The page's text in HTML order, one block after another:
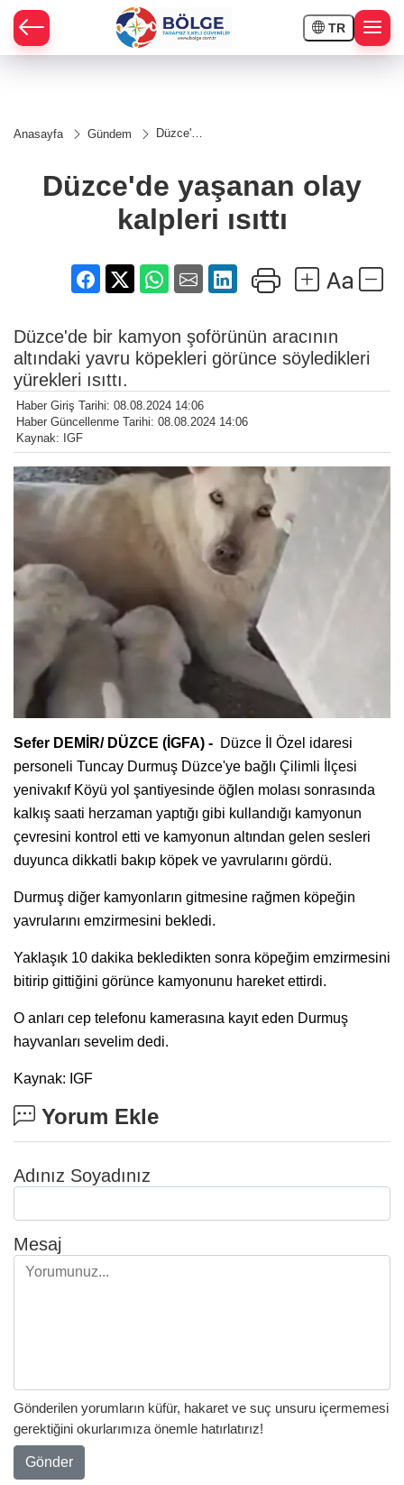
TR
Anasayfa Gündem
Düzce'de
ısıttı
Düzce'de yaşanan olay
kalpleri ısıttı
Düzce'de bir kamyon şoförünün aracının
altındaki yavru köpekleri görünce söyledikleri
yürekleri ısıttı.
Haber Giriş Tarihi: 08.08.2024 14:06
Haber Güncellenme Tarihi: 08.08.2024 14:06
Kaynak: IGF
Sefer DEMİR/ DÜZCE (İGFA) - Düzce İl Özel idaresi
personeli Tuncay Durmuş Düzce'ye bağlı Çilimli İlçesi
yenivakıf Köyü yol şantiyesinde öğlen molası sonrasında
kalkış saati herzaman yaptığı gibi kullandığı kamyonun
çevresini kontrol etti ve kamyonun altından gelen sesleri
duyunca dikkatli bakıp köpek ve yavrularını gördü.
Durmuş diğer kamyonların gitmesine rağmen köpeğin
yavrularını emzirmesini bekledi.
Yaklaşık 10 dakika bekledikten sonra köpeğim emzirmesini
bitirip gittiğini görünce kamyonunu hareket ettirdi.
O anları cep telefonu kamerasına kayıt eden Durmuş
hayvanları sevelim dedi.
Kaynak: IGF
Yorum Ekle
Adınız Soyadınız
Mesaj
Gönderilen yorumların küfür, hakaret ve suç unsuru içermemesi
gerektiğini okurlarımıza önemle hatırlatırız!
Gönder